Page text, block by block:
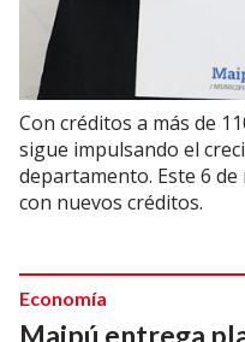
Con créditos a más de
sigue impulsando el
departamento. Este 6
con nuevos créditos.
Maipú entrega
Economía